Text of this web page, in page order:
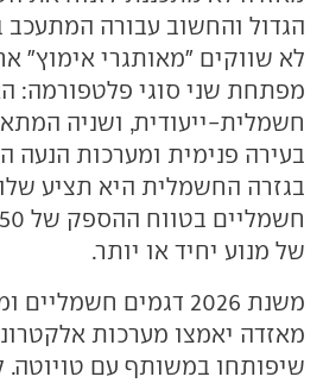
הגדול והחשוב עבורה
לא שווקים "מאותגרי אימוץ"
מפתחת שני סוגי פלטפורמה:
חשמלית-ייעודית, ושניה
בעירה פנימית ומערכות הנעה
בגזרה החשמלית היא תציע
של מנוע יחיד או יותר.
משנת 2026 דגמים
מאזדה יאמצו מערכות
שיפותחו במשותף עם טויוטה.